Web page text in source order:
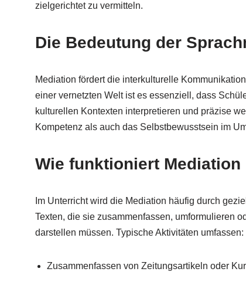
zielgerichtet zu vermitteln.
Die Bedeutung der
Mediation fördert die interkulturelle
einer vernetzten Welt ist es essenziell, dass
kulturellen Kontexten interpretieren und präzise
Kompetenz als auch das Selbstbewusstsein im
Wie funktioniert
Im Unterricht wird die Mediation häufig durch
Texten, die sie zusammenfassen, umformulieren
darstellen müssen. Typische Aktivitäten umfassen:
Zusammenfassen von Zeitungsartikeln oder